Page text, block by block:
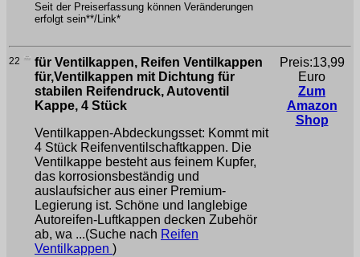
Seit der Preiserfassung können Veränderungen
erfolgt sein**/Link*
22
für Ventilkappen, Reifen Ventilkappen
für,Ventilkappen mit Dichtung für
stabilen Reifendruck, Autoventil
Kappe, 4 Stück
Ventilkappen-Abdeckungsset: Kommt mit
4 Stück Reifenventilschaftkappen. Die
Ventilkappe besteht aus feinem Kupfer,
das korrosionsbeständig und
auslaufsicher aus einer Premium-
Legierung ist. Schöne und langlebige
Autoreifen-Luftkappen decken Zubehör
ab, wa ...(Suche nach Reifen
Ventilkappen )
Preis:13,99
Euro
Zum
Amazon
Shop